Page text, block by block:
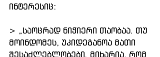
ინტერესიც:
> „საოცრად ნიჭიერი თაობაა. თუ
მოინდომეს, უკიდეგანოა მათი
შესაძლებლობები. მიხარია, რომ